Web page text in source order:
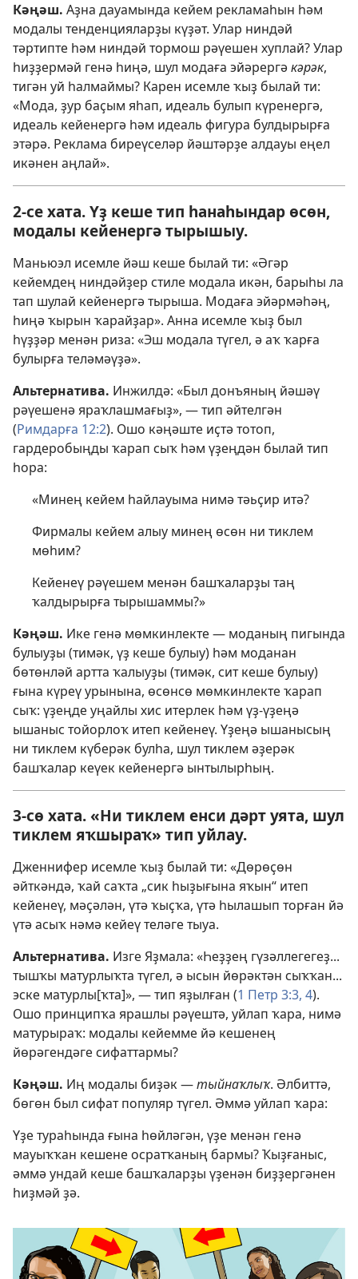
Кәңәш. Аҙна дауамында кейем рекламаһын һәм
модалы тенденцияларҙы күҙәт. Улар ниндәй
тәртипте һәм ниндәй тормош рәүешен хуплай? Улар
һиҙҙермәй генә һиңә, шул модаға эйәрергәкәрәк,
тигән уй һалмаймы? Карен исемле ҡыҙ былай ти:
«Мода, ҙур баҫым яһап, идеаль булып күренергә,
идеаль кейенергә һәм идеаль фигура булдырырға
этәрә. Реклама биреүселәр йәштәрҙе алдауы еңел
икәнен аңлай».
2-се хата. Үҙ кеше тип һанаһындар өсөн,
модалы кейенергә тырышыу.
Маньюэл исемле йәш кеше былай ти: «Әгәр
кейемдең ниндәйҙер стиле модала икән, барыһы ла
тап шулай кейенергә тырыша. Модаға эйәрмәһәң,
һиңә ҡырын ҡарайҙар». Анна исемле ҡыҙ был
һүҙҙәр менән риза: «Эш модала түгел, ә аҡ ҡарға
булырға теләмәүҙә».
Альтернатива. Инжилдә: «Был донъяның йәшәү
рәүешенә яраҡлашмағыҙ», — тип әйтелгән
(Римдарға 12:2). Ошо кәңәште иҫтә тотоп,
гардеробыңды ҡарап сыҡ һәм үҙеңдән былай тип
һора:
«Минең кейем һайлауыма нимә тәьҫир итә?
Фирмалы кейем алыу минең өсөн ни тиклем
мөһим?
Кейенеү рәүешем менән башҡаларҙы таң
ҡалдырырға тырышаммы?»
Кәңәш. Ике генә мөмкинлекте — моданың пигында
булыуҙы (тимәк, үҙ кеше булыу) һәм моданан
бөтөнләй артта ҡалыуҙы (тимәк, сит кеше булыу)
ғына күреү урынына, өсөнсө мөмкинлекте ҡарап
сыҡ: үҙеңде уңайлы хис итерлек һәм үҙ-үҙеңә
ышаныс тойорлоҡ итеп кейенеү. Үҙеңә ышанысың
ни тиклем күберәк булһа, шул тиклем әҙерәк
башҡалар кеүек кейенергә ынтылырһың.
3-сө хата. «Ни тиклем енси дәрт уята, шул
тиклем яҡшыраҡ» тип уйлау.
Дженнифер исемле ҡыҙ былай ти: «Дөрөҫөн
әйткәндә, ҡай саҡта „сик һыҙығына яҡын“ итеп
кейенеү, мәҫәлән, үтә ҡыҫҡа, үтә һылашып торған йә
үтә асыҡ нәмә кейеү теләге тыуа.
Альтернатива. Изге Яҙмала: «Һеҙҙең гүзәллегегеҙ...
тышҡы матурлыҡта түгел, ә ысын йөрәктән сыҡҡан...
эске матурлы[ҡта]», — тип яҙылған (1 Петр 3:3, 4).
Ошо принципҡа ярашлы рәүештә, уйлап ҡара, нимә
матурыраҡ: модалы кейемме йә кешенең
йөрәгендәге сифаттармы?
Кәңәш. Иң модалы биҙәк —тыйнаҡлыҡ. Әлбиттә,
бөгөн был сифат популяр түгел. Әммә уйлап ҡара:
Үҙе тураһында ғына һөйләгән, үҙе менән генә
мауыҡҡан кешене осратҡаның бармы? Ҡыҙғаныс,
әммә ундай кеше башҡаларҙы үҙенән биҙҙергәнен
һиҙмәй ҙә.